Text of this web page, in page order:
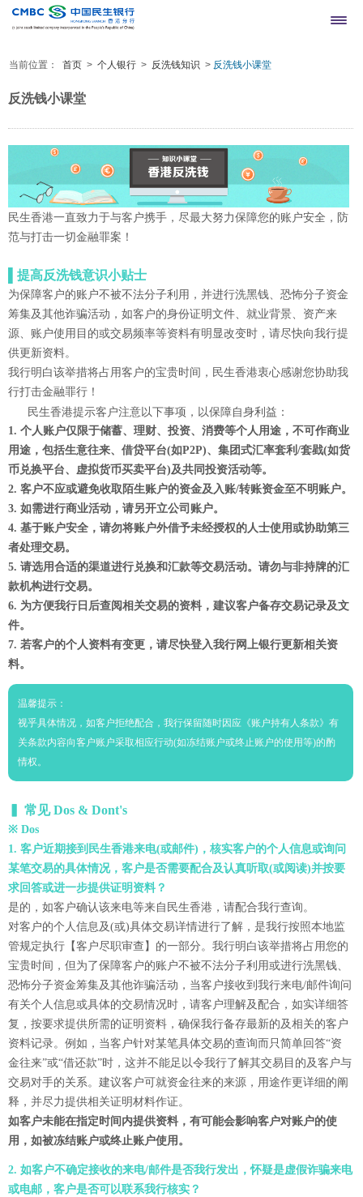
当前位置： 首页 > 个人银行 > 反洗钱知识 > 反洗钱小课堂
反洗钱小课堂
民生香港一直致力于与客户携手，尽最大努力保障您的账户安全，防
范与打击一切金融罪案！
▌提高反洗钱意识小贴士
为保障客户的账户不被不法分子利用，并进行洗黑钱、恐怖分子资金
筹集及其他诈骗活动，如客户的身份证明文件、就业背景、资产来
源、账户使用目的或交易频率等资料有明显改变时，请尽快向我行提
供更新资料。
我行明白该举措将占用客户的宝贵时间，民生香港衷心感谢您协助我
行打击金融罪行！
民生香港提示客户注意以下事项，以保障自身利益：
1. 个人账户仅限于储蓄、理财、投资、消费等个人用途，不可作商业
用途，包括生意往来、借贷平台(如P2P)、集团式汇率套利/套戥(如货
币兑换平台、虚拟货币买卖平台)及共同投资活动等。
2. 客户不应或避免收取陌生账户的资金及入账/转账资金至不明账户。
3. 如需进行商业活动，请另开立公司账户。
4. 基于账户安全，请勿将账户外借予未经授权的人士使用或协助第三
者处理交易。
5. 请选用合适的渠道进行兑换和汇款等交易活动。请勿与非持牌的汇
款机构进行交易。
6. 为方便我行日后查阅相关交易的资料，建议客户备存交易记录及文
件。
7. 若客户的个人资料有变更，请尽快登入我行网上银行更新相关资
料。
温馨提示：
视乎具体情况，如客户拒绝配合，我行保留随时因应《账户持有人条款》有
关条款内容向客户账户采取相应行动(如冻结账户或终止账户的使用等)的酌
情权。
▍ 常见 Dos & Dont's
※ Dos
1. 客户近期接到民生香港来电(或邮件)，核实客户的个人信息或询问
某笔交易的具体情况，客户是否需要配合及认真听取(或阅读)并按要
求回答或进一步提供证明资料？
是的，如客户确认该来电等来自民生香港，请配合我行查询。
对客户的个人信息及(或)具体交易详情进行了解，是我行按照本地监
管规定执行【客户尽职审查】的一部分。我行明白该举措将占用您的
宝贵时间，但为了保障客户的账户不被不法分子利用或进行洗黑钱、
恐怖分子资金筹集及其他诈骗活动，当客户接收到我行来电/邮件询问
有关个人信息或具体的交易情况时，请客户理解及配合，如实详细答
复，按要求提供所需的证明资料，确保我行备存最新的及相关的客户
资料记录。例如，当客户针对某笔具体交易的查询而只简单回答“资
金往来”或“借还款”时，这并不能足以令我行了解其交易目的及客户与
交易对手的关系。建议客户可就资金往来的来源，用途作更详细的阐
释，并尽力提供相关证明材料作证。
如客户未能在指定时间内提供资料，有可能会影响客户对账户的使
用，如被冻结账户或终止账户使用。
2. 如客户不确定接收的来电/邮件是否我行发出，怀疑是虚假诈骗来电
或电邮，客户是否可以联系我行核实？